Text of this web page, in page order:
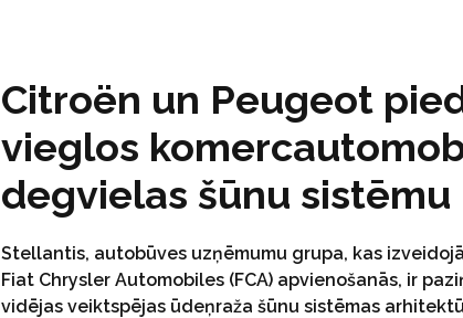
Citroën un Peugeot
vieglos
degvielas šūnu sistēmu
Stellantis, autobūves uzņēmumu grupa, kas
Fiat Chrysler Automobiles (FCA) apvienošanās, ir
vidējas veiktspējas ūdeņraža šūnu sistēmas